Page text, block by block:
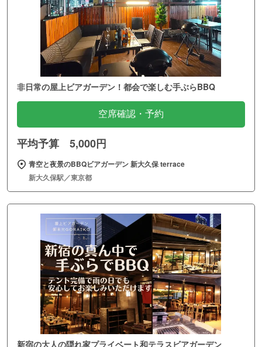
非日常の屋上ビアガーデン！都会で楽しむ手ぶらBBQ
空席確認・予約
平均予算 5,000円
青空と夜景のBBQビアガーデン 新大久保 terrace
新大久保駅／東京都
新宿の大人の隠れ家プライベート和テラスビアガーデン